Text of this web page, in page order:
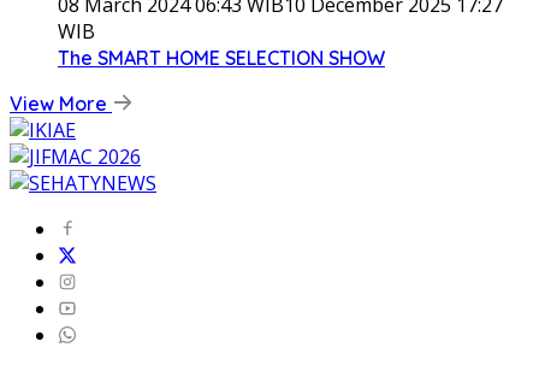
WIB
The SMART HOME SELECTION SHOW
View More